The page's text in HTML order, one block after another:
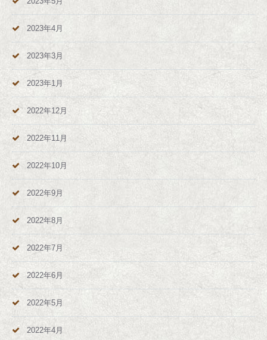
2023年4月
2023年3月
2023年1月
2022年12月
2022年11月
2022年10月
2022年9月
2022年8月
2022年7月
2022年6月
2022年5月
2022年4月